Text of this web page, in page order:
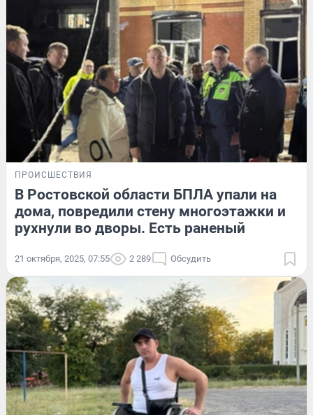
ПРОИСШЕСТВИЯ
В Ростовской области БПЛА упали на
дома, повредили стену многоэтажки и
рухнули во дворы. Есть раненый
21 октября, 2025, 07:55 2 289 Обсудить